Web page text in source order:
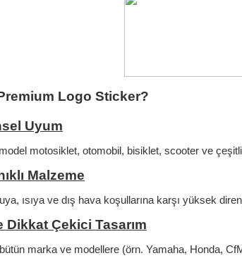
Logo Sticker?
Uyum
motosiklet, otomobil, bisiklet, scooter ve
Malzeme
ısıya ve dış hava koşullarına karşı yüksek
Dikkat Çekici Tasarım
marka ve modellere (örn. Yamaha, Honda,